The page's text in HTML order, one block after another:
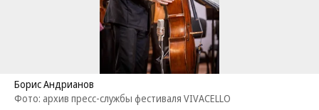
Борис Андрианов
Фото: архив пресс-службы фестиваля VIVACELLO